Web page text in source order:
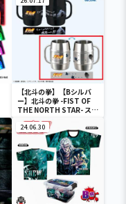
【北斗の拳】【Bシルバ
ー】北斗の拳 -FIST OF
THE NORTH STAR- ステ
ンレスマグ
24.06.30